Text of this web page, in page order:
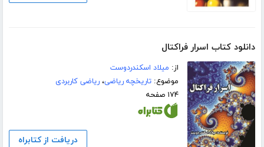
دانلود کتاب اسرار فراکتال
از: میلاد اسکندردوست
موضوع:تاریخچه ریاضی،ریاضی کاربردی
۱۷۴ صفحه
دریافت از کتابراه